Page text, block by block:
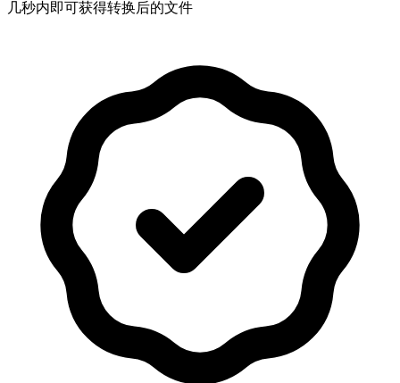
几秒内即可获得转换后的文件